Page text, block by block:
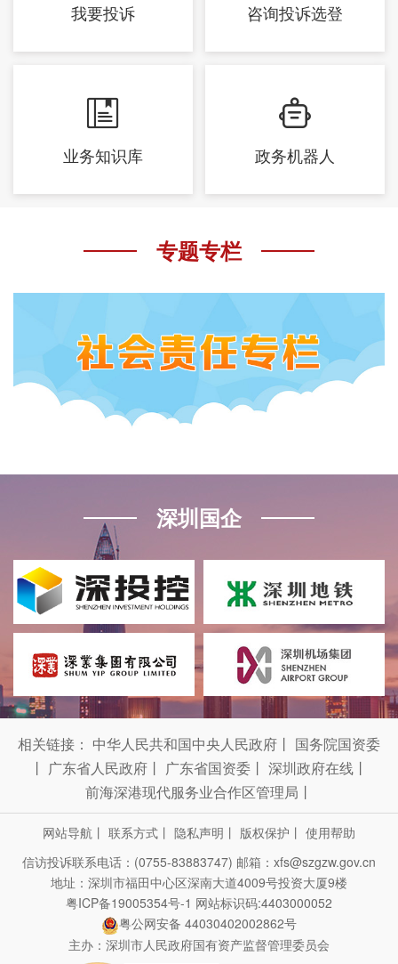
我要投诉 咨询投诉选登

业务知识库

政务机器人
专题专栏
深圳国企
相关链接： 中华人民共和国中央人民政府 丨 国务院国资委
丨 广东省人民政府 丨 广东省国资委 丨 深圳政府在线 丨
前海深港现代服务业合作区管理局 丨
网站导航 丨 联系方式 丨 隐私声明 丨 版权保护 丨 使用帮助
信访投诉联系电话：(0755-83883747) 邮箱：xfs@szgzw.gov.cn
地址：深圳市福田中心区深南大道4009号投资大厦9楼
粤ICP备19005354号-1 网站标识码:4403000052
粤公网安备 44030402002862号
主办：深圳市人民政府国有资产监督管理委员会